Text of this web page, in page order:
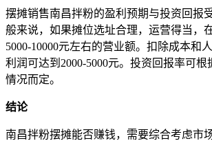
摆摊销售南昌拌粉的盈利预期与投资回报
般来说，如果摊位选址合理，运营得当，
5000-10000元左右的营业额。扣除成本和
利润可达到2000-5000元。投资回报率可
情况而定。
结论
南昌拌粉摆摊能否赚钱，需要综合考虑市